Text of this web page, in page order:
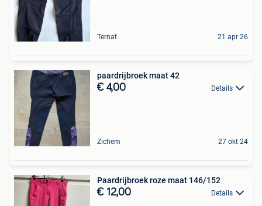
Ternat 21 apr 26
paardrijbroek maat 42
€ 4,00 Details
Zichem 27 okt 24
Paardrijbroek roze maat 146/152
€ 12,00 Details